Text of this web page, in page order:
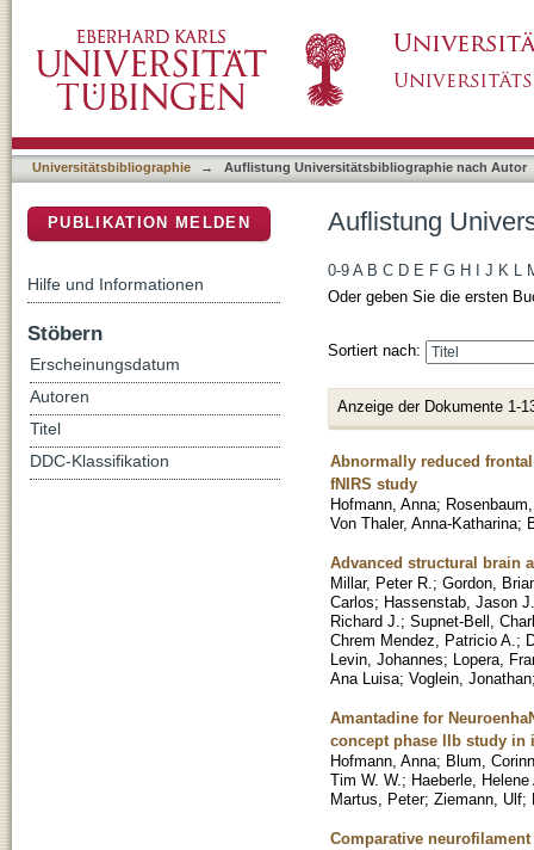
Universitätsbibliographie → Auflistung Universitätsbibliographie nach Autor
Auflistung
0-9 A B C D E F G H J K L
Oder geben Sie die ersten
Sortiert nach:
Anzeige der Dokumente 1-
Abnormally reduced
fNIRS study
Hofmann, Anna;
Von Thaler, Anna-Katharina;
Advanced structural brain
Millar, Peter R. ; Gordon,
Carlos; Hassenstab, Jason J.
Richard J. ; Supnet-Bell,
Chrem Mendez, Patricio A. ;
Levin, Johannes; Lopera,
Ana Luisa; Voglein, Jonathan
Amantadine for
concept phase IIb study in
Hofmann, Anna; Blum,
Tim W. W. ; Haeberle, Helene
Martus, Peter; Ziemann, Ulf;
Comparative
PUBLIKATION MELDEN
Hilfe und Informationen
Stöbern
Erscheinungsdatum
Autoren
Titel
DDC-Klassifikation